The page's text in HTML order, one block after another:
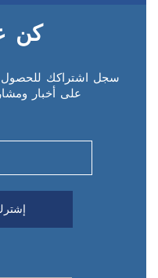
كن
سجل اشتراكك للحصول
على أخبار